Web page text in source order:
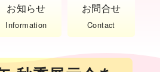
お知らせ
Information
お問合せ
Contact